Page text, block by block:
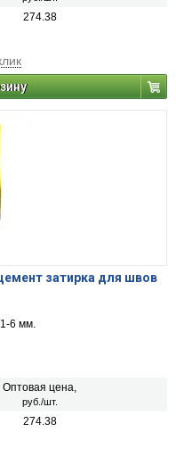
274.38
затирка для швов
1-6 мм.
Оптовая цена,
руб./шт.
274.38